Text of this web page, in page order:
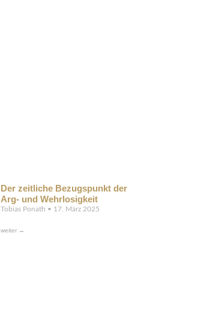
Der zeitliche Bezugspunkt der
Arg- und Wehrlosigkeit
Tobias Ponath 17. März 2025
weiter →